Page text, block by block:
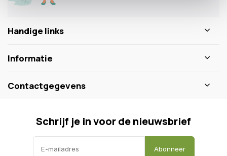
Handige links
Informatie
Contactgegevens
Schrijf je in voor de nieuwsbrief
Abonneer